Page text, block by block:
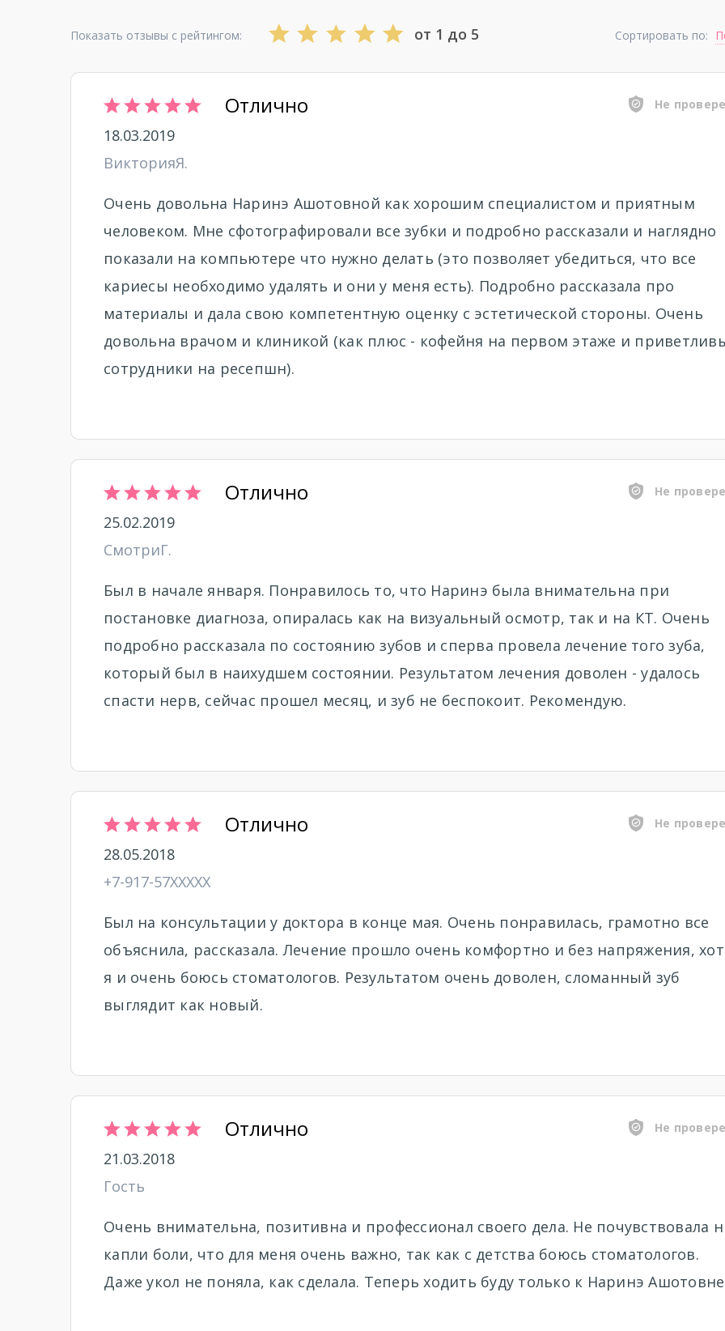
Показать отзывы с рейтингом: от 1 до 5 Сортировать по:
Отлично Не
18.03.2019
ВикторияЯ.
Очень довольна Наринэ Ашотовной как хорошим специалистом и приятным
человеком. Мне сфотографировали все зубки и подробно рассказали и наглядно
показали на компьютере что нужно делать (это позволяет убедиться, что все
кариесы необходимо удалять и они у меня есть). Подробно рассказала про
материалы и дала свою компетентную оценку с эстетической стороны. Очень
довольна врачом и клиникой (как плюс - кофейня на первом этаже и
сотрудники на ресепшн).
Отлично Не
25.02.2019
СмотриГ.
Был в начале января. Понравилось то, что Наринэ была внимательна при
постановке диагноза, опиралась как на визуальный осмотр, так и на КТ. Очень
подробно рассказала по состоянию зубов и сперва провела лечение того зуба,
который был в наихудшем состоянии. Результатом лечения доволен - удалось
спасти нерв, сейчас прошел месяц, и зуб не беспокоит. Рекомендую.
Отлично Не
28.05.2018
+7-917-57XXXXX
Был на консультации у доктора в конце мая. Очень понравилась, грамотно все
объяснила, рассказала. Лечение прошло очень комфортно и без напряжения,
я и очень боюсь стоматологов. Результатом очень доволен, сломанный зуб
выглядит как новый.
Отлично Не
21.03.2018
Гость
Очень внимательна, позитивна и профессионал своего дела. Не почувствовала
капли боли, что для меня очень важно, так как с детства боюсь стоматологов.
Даже укол не поняла, как сделала. Теперь ходить буду только к Наринэ